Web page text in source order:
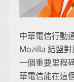
中華電信行動
Mozilla 結盟
一個重要里程
華電信能在這